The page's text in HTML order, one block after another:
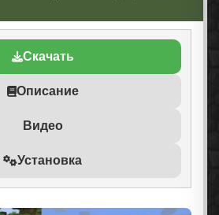
Скачать
Описание
Видео
Установка